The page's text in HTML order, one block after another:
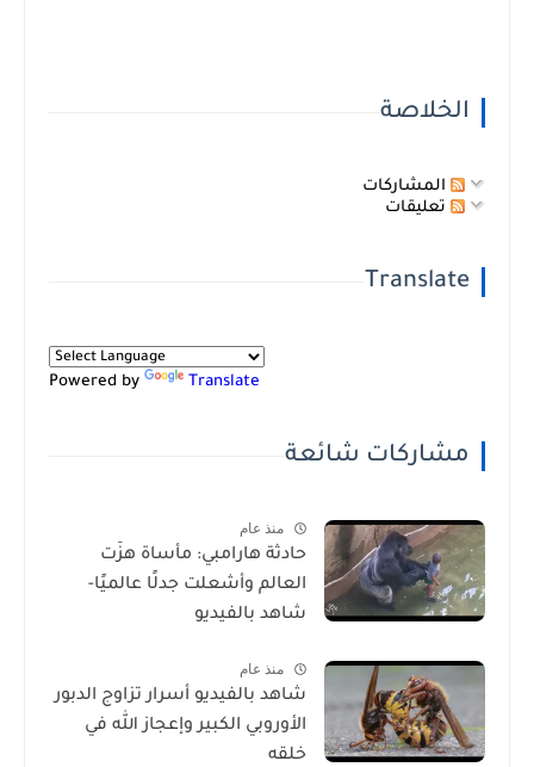
الخلاصة
المشاركات
تعليقات
Translate
Powered by Translate
مشاركات شائعة
منذ عام
حادثة هارامبي: مأساة هزّت
العالم وأشعلت جدلًا عالميًا-
شاهد بالفيديو
منذ عام
شاهد بالفيديو أسرار تزاوج الدبور
الأوروبي الكبير وإعجاز الله في
خلقه